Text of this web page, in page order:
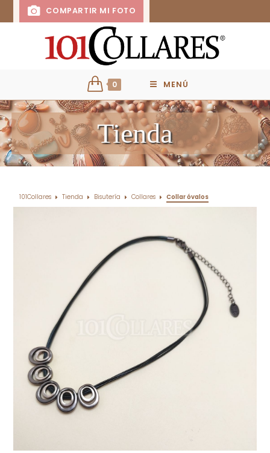
COMPARTIR MI FOTO
0 MENÚ
Tienda
101Collares Tienda Bisutería Collares Collar óvalos